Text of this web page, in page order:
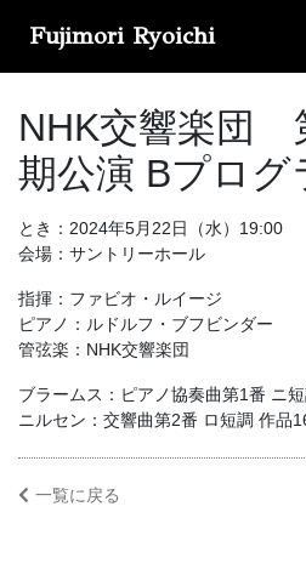
Fujimori Ryoichi
NHK交響楽団
期公演 Bプログ
とき：2024年5月22日（水）19:00
会場：サントリーホール
指揮：ファビオ・ルイージ
ピアノ：ルドルフ・ブフビンダー
管弦楽：NHK交響楽団
ブラームス：ピアノ協奏曲第1番 ニ
ニルセン：交響曲第2番 ロ短調 作品
一覧に戻る